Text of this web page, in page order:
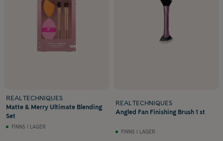
REAL TECHNIQUES
Matte & Merry Ultimate Blending
Set
FINNS I LAGER
REAL TECHNIQUES
Angled Fan Finishing Brush 1 st
FINNS I LAGER